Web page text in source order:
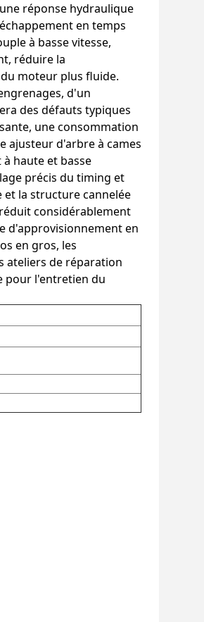
réponse hydraulique
en temps
à basse vitesse,
réduire la
moteur plus fluide.
d'un
des défauts typiques
une consommation
ajusteur d'arbre à cames
haute et basse
précis du timing et
la structure cannelée
considérablement
d'approvisionnement en
en gros, les
ateliers de réparation
pour l'entretien du